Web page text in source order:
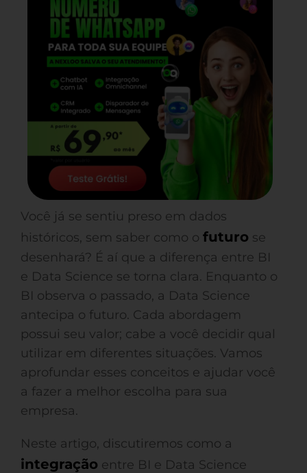
Você já se sentiu preso em dados
históricos, sem saber como o futuro se
desenhará? É aí que a diferença entre BI
e Data Science se torna clara. Enquanto o
BI observa o passado, a Data Science
antecipa o futuro. Cada abordagem
possui seu valor; cabe a você decidir qual
utilizar em diferentes situações. Vamos
aprofundar esses conceitos e ajudar você
a fazer a melhor escolha para sua
empresa.
Neste artigo, discutiremos como a
integração entre BI e Data Science